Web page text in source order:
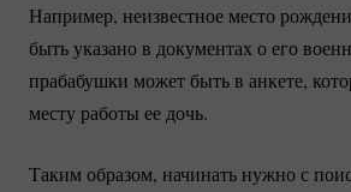
Например, неизвестное место
быть указано в документах о его
прабабушки может быть в анкете,
месту работы ее дочь.
Таким образом, начинать нужно с